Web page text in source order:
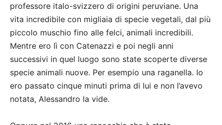
professore italo-svizzero di origini peruviane. Una
vita incredibile con migliaia di specie vegetali, dal più
piccolo muschio fino alle felci, animali incredibili.
Mentre ero lì con Catenazzi e poi negli anni
successivi in quel luogo sono state scoperte diverse
specie animali nuove. Per esempio una raganella. Io
ero passato cinque minuti prima di lui e non l’avevo
notata, Alessandro la vide.